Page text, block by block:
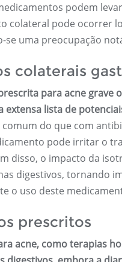
podem
colateral pode ocorrer
uma preocupação
colaterais
para acne grave
extensa lista de
comum do que com
pode irritar o
disso, o impacto da
digestivos,
o uso deste
prescritos
acne, como terapias